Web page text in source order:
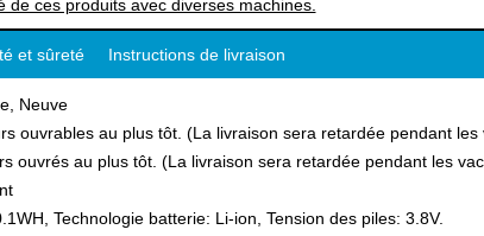
ces produits avec diverses machines.
et sûreté Instructions de livraison
Neuve
ouvrables au plus tôt. (La livraison sera retardée pendant les
ouvrés au plus tôt. (La livraison sera retardée pendant les
Technologie batterie: Li-ion, Tension des piles: 3.8V.